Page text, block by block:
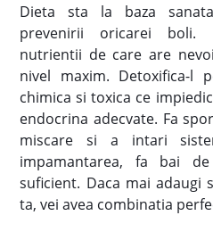
Dieta sta la baza
prevenirii oricarei boli.
nutrientii de care are
nivel maxim. Detoxifica-l
chimica si toxica ce
endocrina adecvate. Fa
miscare si a intari
impamantarea, fa bai
suficient. Daca mai adaugi
ta, vei avea combinatia